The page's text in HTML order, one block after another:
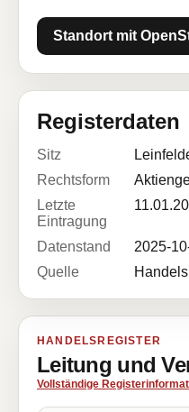
Standort mit
Registerdaten
Sitz
Rechtsform
Letzte
Eintragung
Datenstand
2025-
Quelle
HANDELSREGISTER
Leitung und
Vollständige